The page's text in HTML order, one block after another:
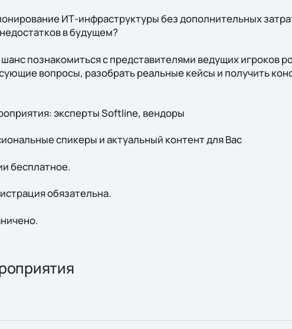
ИТ-инфраструктуры без дополнительных
в будущем?
познакомиться с представителями ведущих игроков
вопросы, разобрать реальные кейсы и получить
эксперты Softline, вендоры
спикеры и актуальный контент для Вас
бесплатное.
обязательна.